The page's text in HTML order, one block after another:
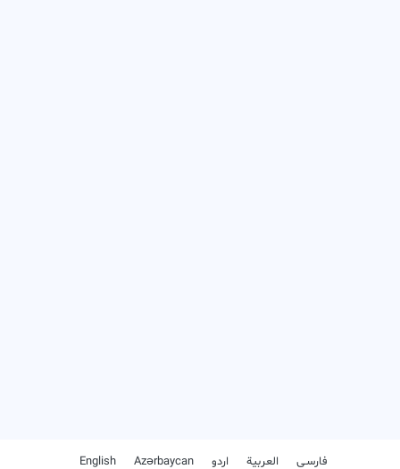
فارسـی العربیة اردو Azərbaycan
English